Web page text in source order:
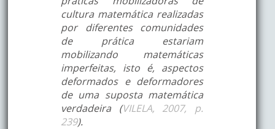
cultura matemática realizadas
por diferentes comunidades
de prática estariam
mobilizando matemáticas
imperfeitas, isto é, aspectos
deformados e deformadores
de uma suposta matemática
verdadeira (VILELA, 2007, p.
239).